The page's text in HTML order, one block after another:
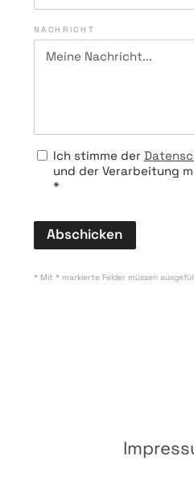
Kontakt
NACHRICHT
Ich stimme der
und der Verarbeitung
*
Abschicken
* Mit * markierte Felder müssen